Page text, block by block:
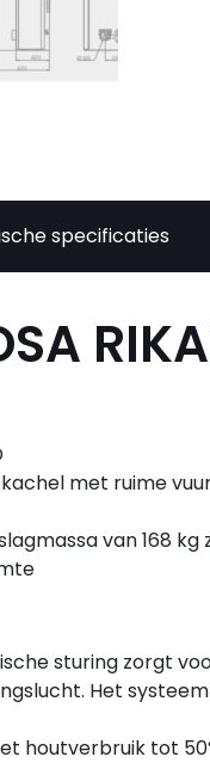
specificaties
met ruime
van 168
sturing zorgt
Het
houtverbruik tot